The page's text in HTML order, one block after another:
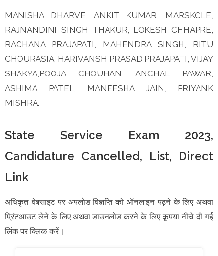
MANISHA DHARVE, ANKIT KUMAR, MARSKOLE,
RAJNANDINI SINGH THAKUR, LOKESH CHHAPRE,
RACHANA PRAJAPATI, MAHENDRA SINGH, RITU
CHOURASIA, HARIVANSH PRASAD PRAJAPATI, VIJAY
SHAKYA,POOJA CHOUHAN, ANCHAL PAWAR,
ASHIMA PATEL, MANEESHA JAIN, PRIYANK
MISHRA.
State Service Exam 2023,
Candidature Cancelled, List, Direct
Link
अधिकृत वेबसाइट पर अपलोड विज्ञप्ति को ऑनलाइन पढ़ने के लिए अथवा
प्रिंटआउट लेने के लिए अथवा डाउनलोड करने के लिए कृपया नीचे दी गई
लिंक पर क्लिक करें।